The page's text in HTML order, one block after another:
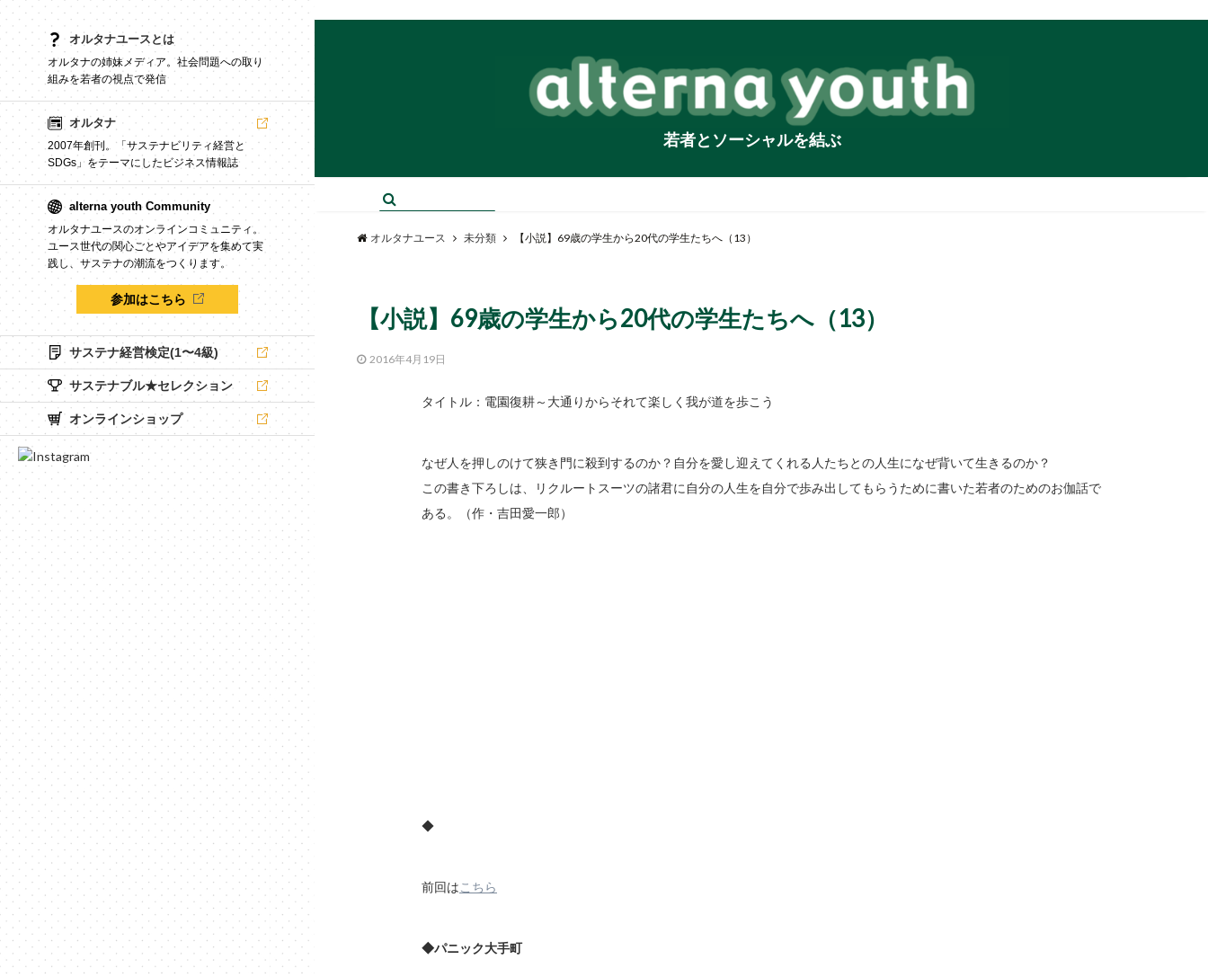
オルタナユースとは
オルタナの姉妹メディア。社会問題への取り
組みを若者の視点で発信
オルタナ
2007年創刊。「サステナビリティ経営と
SDGs」をテーマにしたビジネス情報誌
alterna youth Community
オルタナユースのオンラインコミュニティ。
ユース世代の関心ごとやアイデアを集めて実
践し、サステナの潮流をつくります。
参加はこちら
サステナ経営検定(1〜4級)
サステナブル★セレクション
オンラインショップ
若者とソーシャルを結ぶ
オルタナユース 未分類 【小説】69歳の学生から20代の学生たちへ（13）
【小説】69歳の学生から20代の学生たちへ（13）
2016年4月19日
タイトル：電園復耕～大通りからそれて楽しく我が道を歩こう
なぜ人を押しのけて狭き門に殺到するのか？自分を愛し迎えてくれる人たちとの人生になぜ背いて生きるのか？
この書き下ろしは、リクルートスーツの諸君に自分の人生を自分で歩み出してもらうために書いた若者のためのお伽話で
ある。（作・吉田愛一郎）
◆
前回はこちら
◆パニック大手町